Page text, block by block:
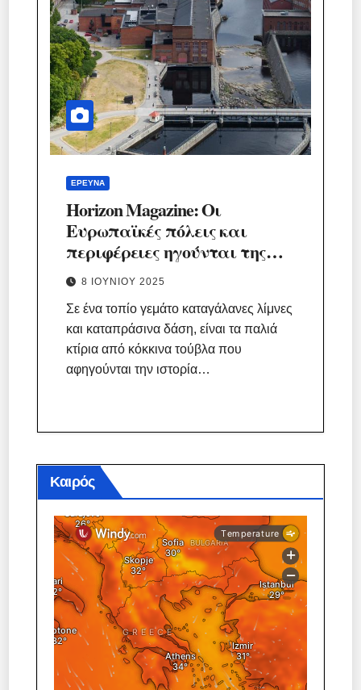
ΈΡΕΥΝΑ
Horizon Magazine: Οι
Ευρωπαϊκές πόλεις και
περιφέρειες ηγούνται της
πράσινης μετάβασης.
8 ΙΟΥΝΊΟΥ 2025
Σε ένα τοπίο γεμάτο καταγάλανες λίμνες
και καταπράσινα δάση, είναι τα παλιά
κτίρια από κόκκινα τούβλα που
αφηγούνται την ιστορία…
Καιρός